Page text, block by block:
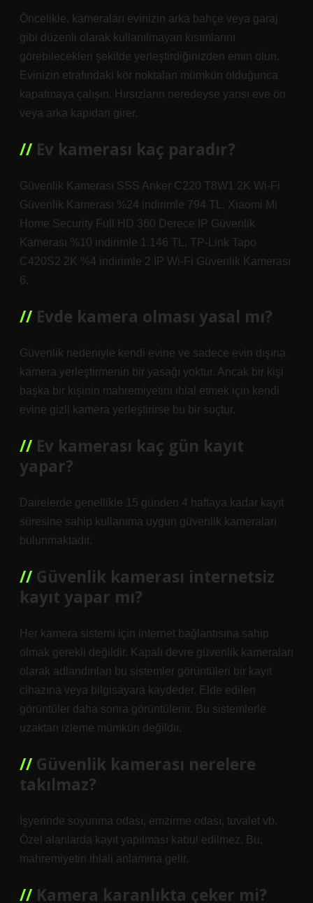
Öncelikle, kameraları evinizin arka bahçe veya garaj
gibi düzenli olarak kullanılmayan kısımlarını
görebilecekleri şekilde yerleştirdiğinizden emin olun.
Evinizin etrafındaki kör noktaları mümkün olduğunca
kapatmaya çalışın. Hırsızların neredeyse yarısı eve ön
veya arka kapıdan girer.
Ev kamerası kaç paradır?
Güvenlik Kamerası SSS Anker C220 T8W1 2K Wi-Fi
Güvenlik Kamerası %24 indirimle 794 TL, Xiaomi Mi
Home Security Full HD 360 Derece IP Güvenlik
Kamerası %10 indirimle 1.146 TL, TP-Link Tapo
C420S2 2K %4 indirimle 2 IP Wi-Fi Güvenlik Kamerası
6.
Evde kamera olması yasal mı?
Güvenlik nedeniyle kendi evine ve sadece evin dışına
kamera yerleştirmenin bir yasağı yoktur. Ancak bir kişi
başka bir kişinin mahremiyetini ihlal etmek için kendi
evine gizli kamera yerleştirirse bu bir suçtur.
Ev kamerası kaç gün kayıt
yapar?
Dairelerde genellikle 15 günden 4 haftaya kadar kayıt
süresine sahip kullanıma uygun güvenlik kameraları
bulunmaktadır.
Güvenlik kamerası internetsiz
kayıt yapar mı?
Her kamera sistemi için internet bağlantısına sahip
olmak gerekli değildir. Kapalı devre güvenlik kameraları
olarak adlandırılan bu sistemler görüntüleri bir kayıt
cihazına veya bilgisayara kaydeder. Elde edilen
görüntüler daha sonra görüntülenir. Bu sistemlerle
uzaktan izleme mümkün değildir.
Güvenlik kamerası nerelere
takılmaz?
İşyerinde soyunma odası, emzirme odası, tuvalet vb.
Özel alanlarda kayıt yapılması kabul edilmez. Bu,
mahremiyetin ihlali anlamına gelir.
Kamera karanlıkta çeker mi?